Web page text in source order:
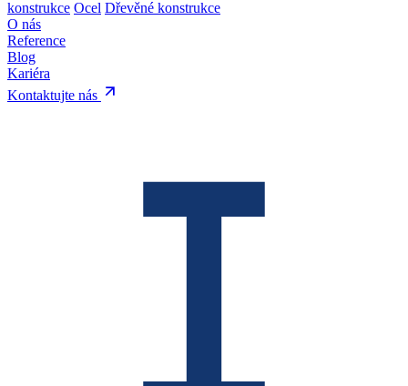
konstrukce Ocel Dřevěné konstrukce
O nás
Reference
Blog
Kariéra
Kontaktujte nás